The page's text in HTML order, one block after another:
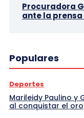
Procuradora
ante la
Populares
Deportes
Marileidy Paulino y
al conquistar el oro